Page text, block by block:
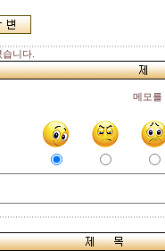
니다.
메모를